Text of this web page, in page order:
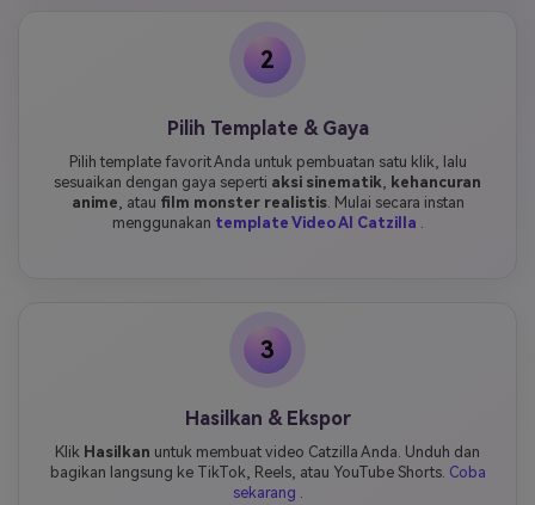
2
Pilih Template & Gaya
Pilih template favorit Anda untuk pembuatan satu klik, lalu
sesuaikan dengan gaya seperti aksi sinematik kehancuran
anime , atau film monster realistis. Mulai secara instan
menggunakan template Video AI Catzilla
3
Hasilkan & Ekspor
Klik Hasilkan untuk membuat video Catzilla Anda. Unduh dan
bagikan langsung ke TikTok, Reels, atau YouTube Shorts. Coba
sekarang .